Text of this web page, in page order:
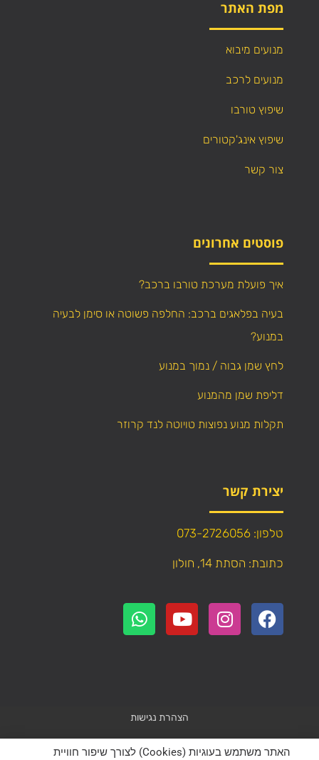
מפת האתר
מנועים מיבוא
מנועים לרכב
שיפוץ טורבו
שיפוץ אינג'קטורים
צור קשר
פוסטים אחרונים
איך פועלת מערכת טורבו ברכב?
בעיה בפלאגים ברכב: החלפה פשוטה או סימן לבעיה
במנוע?
לחץ שמן גבוה / נמוך במנוע
דליפת שמן מהמנוע
תקלות מנוע נפוצות טויוטה לנד קרוזר
יצירת קשר
טלפון: 073-2726056
כתובת: הסתת 14, חולון
הצהרת נגישות
Powered byWebResult
האתר משתמש בעוגיות (Cookies) לצורך שיפור חוויית